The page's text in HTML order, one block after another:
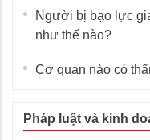
Người bị bạo lực
như thế nào?
Cơ quan nào có
Pháp luật và kinh